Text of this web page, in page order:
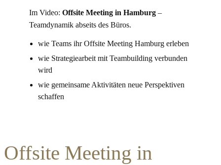
Im Video: Offsite Meeting in Hamburg–
Teamdynamik abseits des Büros.
wie Teams ihr Offsite Meeting Hamburg erleben
wie Strategiearbeit mit Teambuilding verbunden
wird
wie gemeinsame Aktivitäten neue Perspektiven
schaffen
Offsite Meeting in